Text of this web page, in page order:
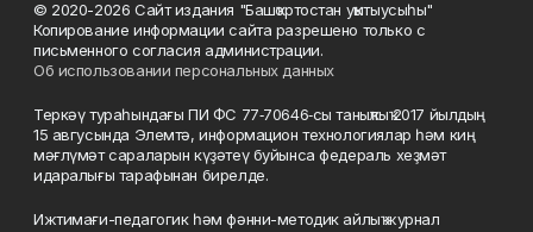
© 2020-2026 Сайт издания "Башҡортостан уҡытыусыһы"
Копирование информации сайта разрешено только с
письменного согласия администрации.
Об использовании персональных данных
Теркәү тураһындағы ПИ ФС 77‑70646‑сы таныҡлыҡ 2017 йылдың
15 авгусында Элемтә, информацион технологиялар һәм киң
мәғлүмәт сараларын күҙәтеү буйынса федераль хеҙмәт
идаралығы тарафынан бирелде.
Ижтимағи-педагогик һәм фәнни-методик айлыҡ журнал